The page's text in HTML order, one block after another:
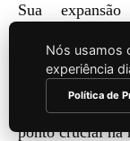
Sua
culturalmente
grega,
uma herança
ponto crucial na
Nós usamos
experiência
Política de